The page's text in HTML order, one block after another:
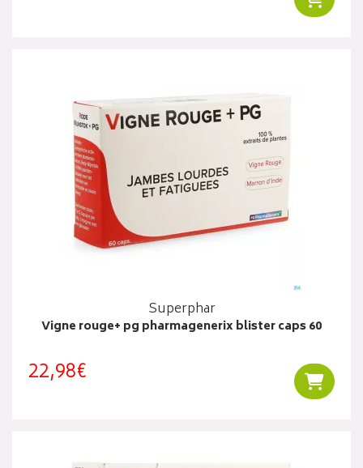
Superphar
Vigne rouge+ pg pharmagenerix blister caps 60
22,98€